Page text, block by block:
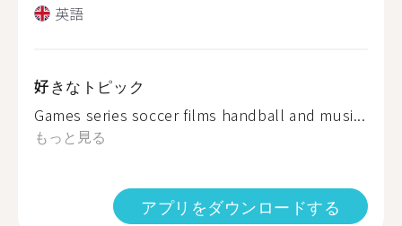
英語
好きなトピック
Games series soccer films handball and musi...
もっと見る
アプリをダウンロードする